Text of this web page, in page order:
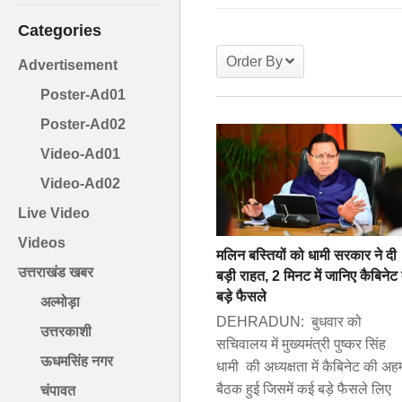
Categories
Advertisement
Poster-Ad01
Poster-Ad02
Video-Ad01
Video-Ad02
Live Video
Videos
उत्तराखंड खबर
अल्मोड़ा
उत्तरकाशी
ऊधमसिंह नगर
चंपावत
Order By
मलिन बस्तियों को धामी सरकार ने दी
बड़ी राहत, 2 मिनट में जानिए
बड़े फैसले
DEHRADUN: बुधवार को
सचिवालय में मुख्यमंत्री पुष्कर सिंह
धामी की अध्यक्षता में कैबिनेट की
बैठक हुई जिसमें कई बड़े फैसले लिए